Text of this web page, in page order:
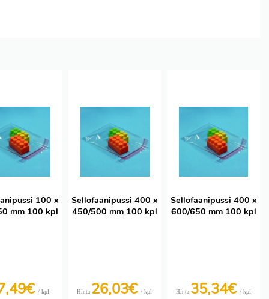
100 x
mm 100 kpl
/ kpl
Sellofaanipussi 400 x
450/500 mm 100 kpl
Hinta 26,03€/ kpl
Sellofaanipussi 400 x
600/650 mm 100 kpl
Hinta 35,34€/ kpl